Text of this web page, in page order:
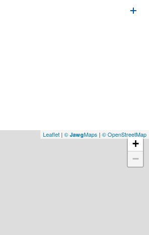
+
−
Leaflet | © JawgMaps | © OpenStreetMap